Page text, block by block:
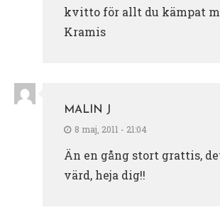
kvitto för allt du kämpat
Kramis
MALIN J
8 maj, 2011 - 21:04
Än en gång stort grattis,
värd, heja dig!!